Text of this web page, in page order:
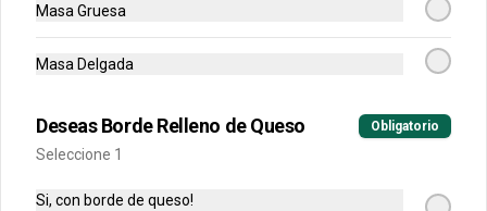
Pizzas Únicas
Masa Gruesa
Masa Delgada
Deseas Borde Relleno de Queso Obligatorio
Seleccione 1
Si, con borde de queso!